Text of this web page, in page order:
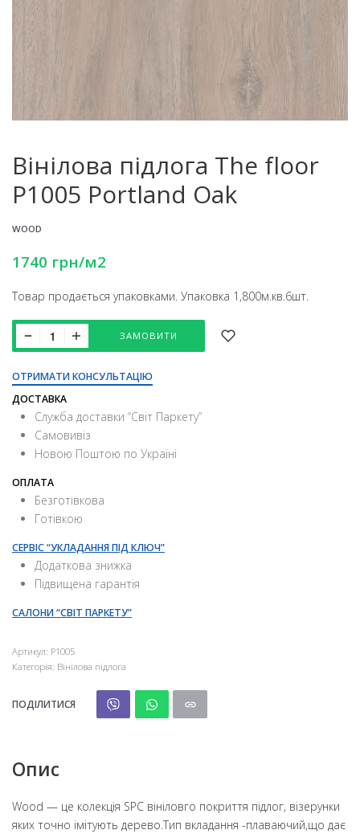
Вінілова підлога The floor
P1005 Portland Oak
WOOD
1740 грн/м2
Товар продається упаковками. Упаковка 1,800м.кв.6шт.
ЗАМОВИТИ
ОТРИМАТИ КОНСУЛЬТАЦІЮ
ДОСТАВКА
Служба доставки “Свiт Паркету”
Самовивіз
Новою Поштою по Україні
ОПЛАТА
Безготівкова
Готівкою
СЕРВІС “УКЛАДАННЯ ПІД КЛЮЧ”
Додаткова знижка
Підвищена гарантія
САЛОНИ “СВІТ ПАРКЕТУ”
Артикул: P1005
Категорія: Вінілова підлога
ПОДІЛИТИСЯ
Опис
Wood — це колекція SPC вініловго покриття підлог, візерунки
яких точно імітують дерево.Тип вкладання -плаваючий,що дає